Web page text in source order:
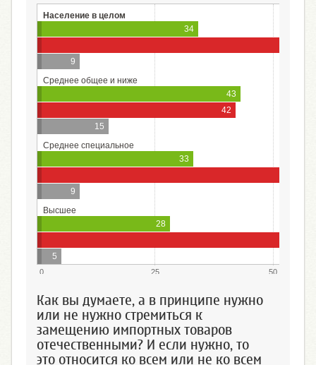
Население в целом
34
9
Среднее общее и ниже
43
42
15
Среднее специальное
33
9
Высшее
28
5
0 25 50
Как вы думаете, а в принципе нужно
или не нужно стремиться к
замещению импортных товаров
отечественными? И если нужно, то
это относится ко всем или не ко всем